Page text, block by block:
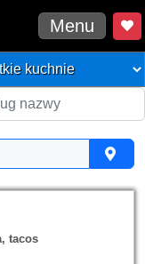
Menu
tacos